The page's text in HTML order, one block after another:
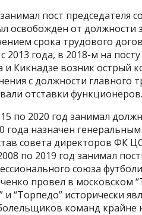
пост председателя
освобожден от должности
срока трудового
2013 года, в 2018-м на
Кикнадзе возник острый
с должности
отставки функционеров.
по 2020 год занимал
года назначен
совета директоров ФК
по 2019 год занимал
союза
провел в московском
и “Торпедо” исторически
команд крайне